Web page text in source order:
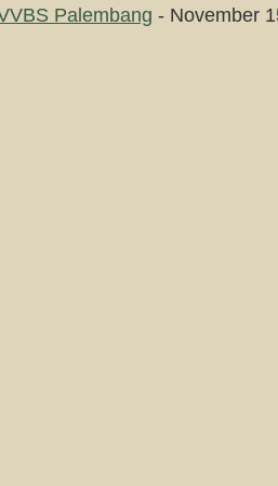
Palembang - November